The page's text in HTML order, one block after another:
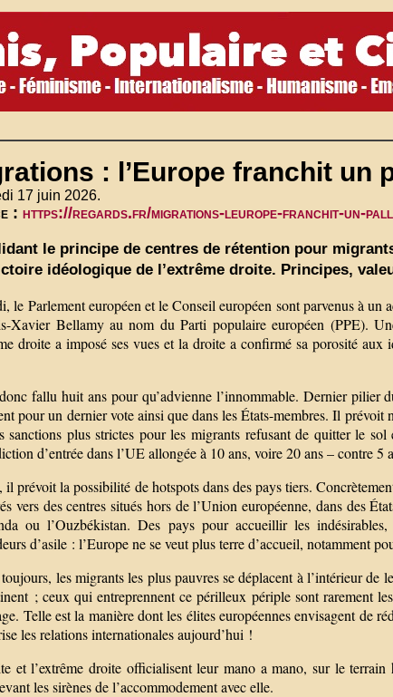
: l’Europe franchit un
17 juin 2026.
:https://regards.fr/migrations-leurope-franchit-un-
le principe de centres de rétention pour
idéologique de l’extrême droite. Principes,
le Parlement européen et le Conseil européen sont parvenus à
Xavier Bellamy au nom du Parti populaire européen (PPE).
droite a imposé ses vues et la droite a confirmé sa porosité
fallu huit ans pour qu’advienne l’innommable. Dernier pilier
pour un dernier vote ainsi que dans les États-membres. Il
sanctions plus strictes pour les migrants refusant de quitter le
d’entrée dans l’UE allongée à 10 ans, voire 20 ans – contre 5
il prévoit la possibilité de hotspots dans des pays tiers.
vers des centres situés hors de l’Union européenne, dans des
ou l’Ouzbékistan. Des pays pour accueillir les
d’asile : l’Europe ne se veut plus terre d’accueil, notamment
les migrants les plus pauvres se déplacent à l’intérieur de
; ceux qui entreprennent ce périlleux périple sont rarement
Telle est la manière dont les élites européennes envisagent de
les relations internationales aujourd’hui !
et l’extrême droite officialisent leur mano a mano, sur le
les sirènes de l’accommodement avec elle.